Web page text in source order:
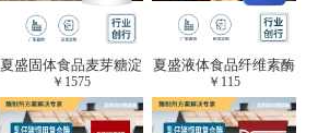
夏盛固体食品麦芽糖淀
粉酶(烘焙及面粉改良
用酶/发酵类食品可
用)FDG-0012
￥ 1575
夏盛液体食品纤维素酶
(植物提取专用酶/解决
提取液混浊问题/降
黏)FFY-0651
￥ 115